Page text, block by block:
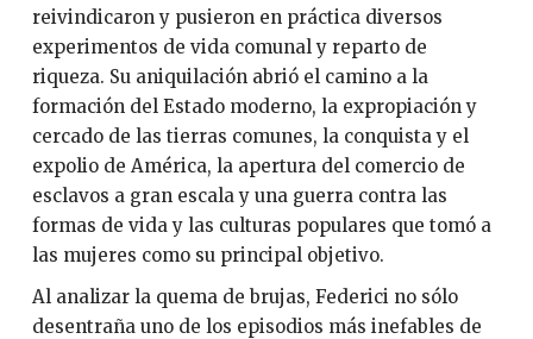
reivindicaron y pusieron en práctica diversos
experimentos de vida comunal y reparto de
riqueza. Su aniquilación abrió el camino a la
formación del Estado moderno, la expropiación y
cercado de las tierras comunes, la conquista y el
expolio de América, la apertura del comercio de
esclavos a gran escala y una guerra contra las
formas de vida y las culturas populares que tomó a
las mujeres como su principal objetivo.
Al analizar la quema de brujas, Federici no sólo
desentraña uno de los episodios más inefables de